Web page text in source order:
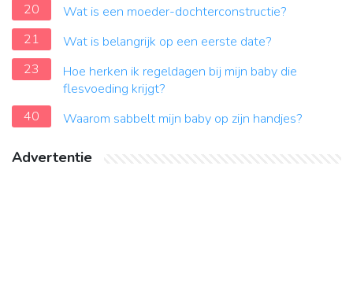
20
Wat is een moeder-dochterconstructie?
21
Wat is belangrijk op een eerste date?
23
Hoe herken ik regeldagen bij mijn baby die
flesvoeding krijgt?
40
Waarom sabbelt mijn baby op zijn handjes?
Advertentie